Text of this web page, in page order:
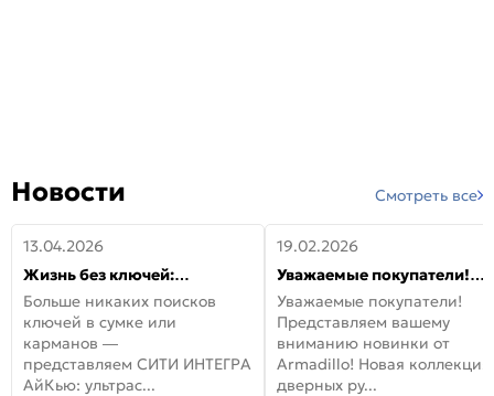
Новости Смотреть все
13.04.2026
Жизнь без ключей:
встречайте новую дверь
СИТИ ИНТЕГРА АйКью!
Больше никаких поисков
ключей в сумке или
карманов —
представляем СИТИ ИНТЕГРА
АйКью: ультрас...
19.02.2026
Уважаемые покупатели!
Представляем вашему
вниманию новинки от
Armadillo!
Уважаемые покупатели!
Представляем вашему
вниманию новинки от
Armadillo! Новая коллекция
дверных ру...